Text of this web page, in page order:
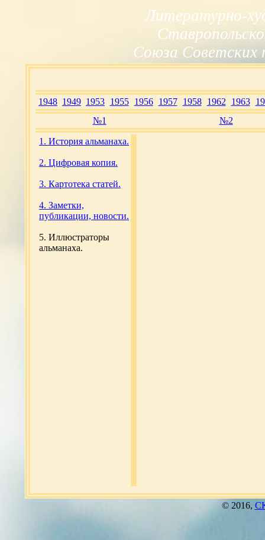
Литературно-
Союза Советских
1948 1949 1953 1955 1956 1957 1958 1962 1963
№1
№2
1. История альманаха.
2. Цифровая копия.
3. Картотека статей.
4. Заметки,
публикации, новости.
5. Иллюстраторы
альманаха.
© 2016,